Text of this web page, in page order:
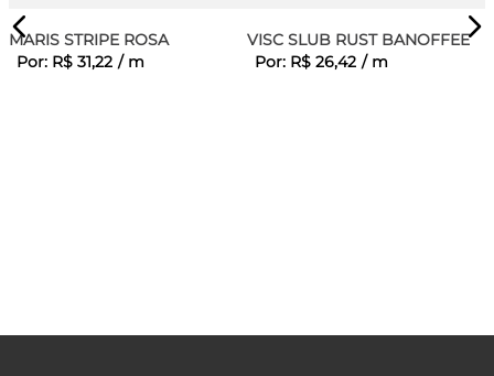
MARIS STRIPE ROSA
Por: R$ 31,22 / m
VISC SLUB RUST BANOFFEE
Por: R$ 26,42 / m